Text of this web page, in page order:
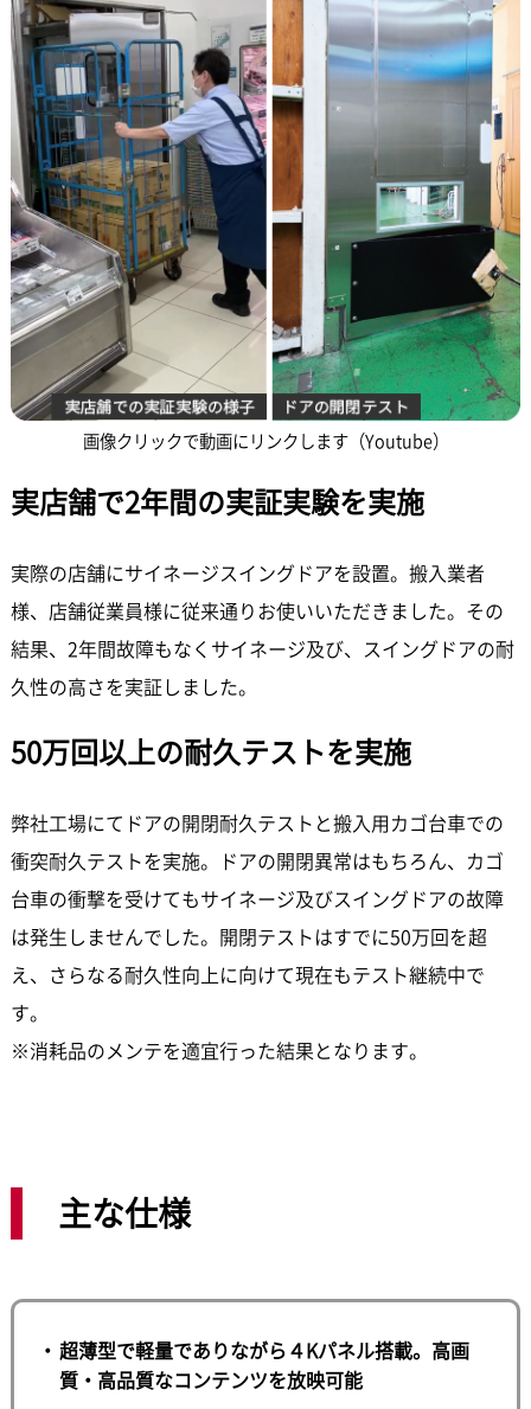
画像クリックで動画にリンクします（Youtube）
実店舗で2年間の実証実験を実施
実際の店舗にサイネージスイングドアを設置。搬入業者
様、店舗従業員様に従来通りお使いいただきました。その
結果、2年間故障もなくサイネージ及び、スイングドアの耐
久性の高さを実証しました。
50万回以上の耐久テストを実施
弊社工場にてドアの開閉耐久テストと搬入用カゴ台車での
衝突耐久テストを実施。ドアの開閉異常はもちろん、カゴ
台車の衝撃を受けてもサイネージ及びスイングドアの故障
は発生しませんでした。開閉テストはすでに50万回を超
え、さらなる耐久性向上に向けて現在もテスト継続中で
す。
※消耗品のメンテを適宜行った結果となります。
主な仕様
超薄型で軽量でありながら４Kパネル搭載。高画
質・高品質なコンテンツを放映可能